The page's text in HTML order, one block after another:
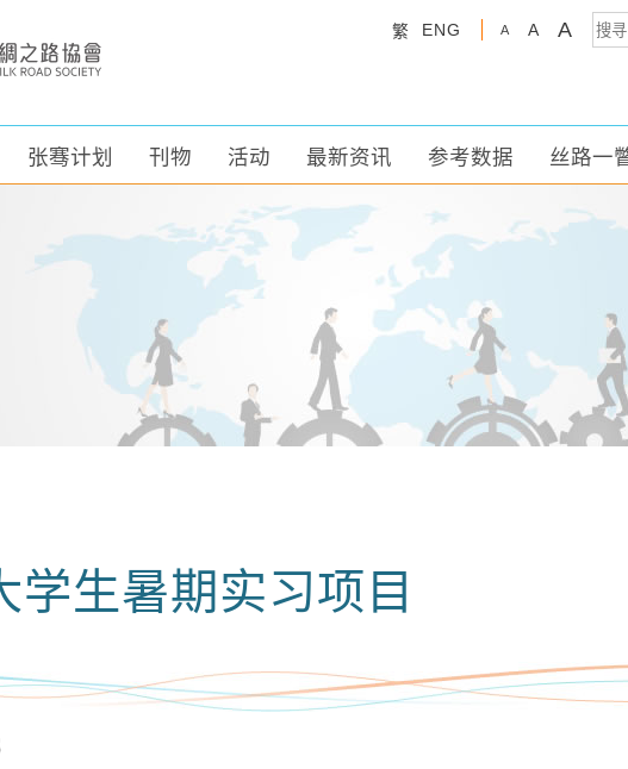
繁 ENG A A A
张骞计划 刊物 活动 最新资讯 参考数据 丝路一
生暑期实习项目